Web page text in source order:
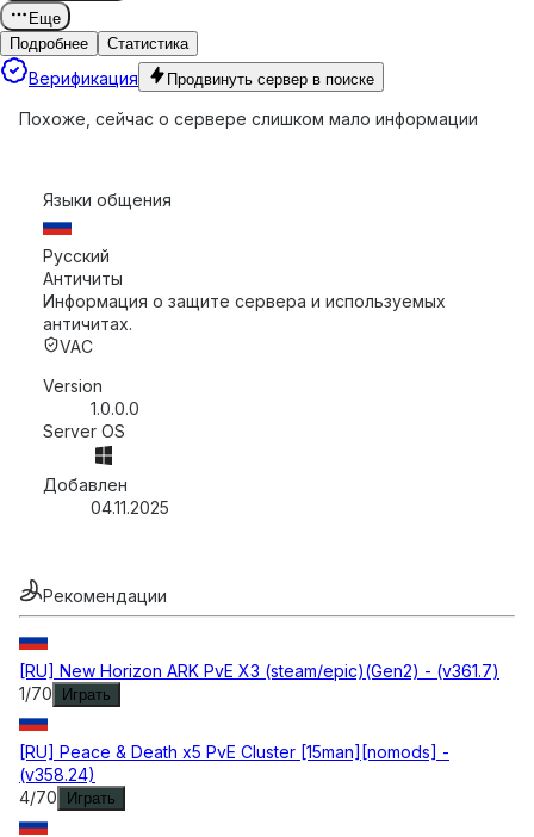
Еще
Подробнее
Статистика
Верификация Продвинуть сервер в поиске
Похоже, сейчас о сервере слишком мало информации
Языки общения
Русский
Античиты
Информация о защите сервера и используемых
античитах.
VAC
Version
1.0.0.0
Server OS
Добавлен
04.11.2025
Рекомендации
[RU] New Horizon ARK PvE X3 (steam/epic)(Gen2) - (v361.7)
1/70 Играть
[RU] Peace & Death x5 PvE Cluster [15man][nomods] -
(v358.24)
4/70 Играть